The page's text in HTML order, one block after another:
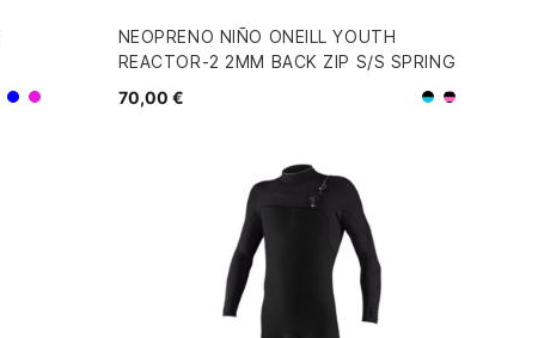
AzulRosa
NEOPRENO NIÑO ONEILL YOUTH
REACTOR-2 2MM BACK ZIP S/S SPRING
70,00 €
Negro/Azul
Negro/